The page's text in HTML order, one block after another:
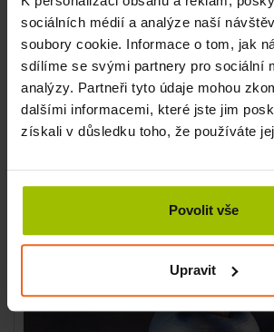
sociálních médií a analýze naší
soubory cookie. Informace o tom, jak
sdílíme se svými partnery pro sociální
analýzy. Partneři tyto údaje mohou
dalšími informacemi, které jste jim
získali v důsledku toho, že používáte
Povolit vše
Upravit
Cviky na ramena
Vzpor.
Šikmý vzpor (horní končetina na
Rozpažování (na Balanční podložce